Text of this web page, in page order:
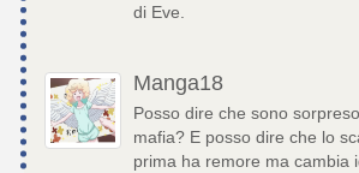
di Eve.
Manga18
Posso dire che sono
mafia? E posso dire che lo
prima ha remore ma cambia